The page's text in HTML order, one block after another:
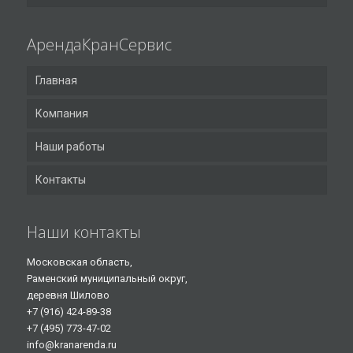
АрендаКранСервис
Главная
Компания
Наши работы
Контакты
Наши контакты
Московская область,
Раменский муниципальный округ,
деревня Шилово
+7 (916) 424-89-38
+7 (495) 773-47-02
info@kranarenda.ru